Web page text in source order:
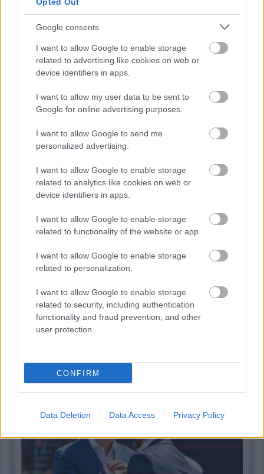
Google consents
I want to allow Google to enable storage
related to advertising like cookies on web or
device identifiers in apps.
I want to allow my user data to be sent to
Google for online advertising purposes.
I want to allow Google to send me
personalized advertising.
I want to allow Google to enable storage
related to analytics like cookies on web or
device identifiers in apps.
I want to allow Google to enable storage
related to functionality of the website or app.
I want to allow Google to enable storage
related to personalization.
I want to allow Google to enable storage
related to security, including authentication
functionality and fraud prevention, and other
user protection.
CONFIRM
Data Deletion Data Access Privacy Policy
1 napja
Megvan, mikor kezdődik az F1-es Bahreini Nagydíj
Malajziában
szerint